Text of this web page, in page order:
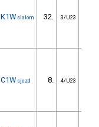
K1W slalom 32. 3/U23
C1W sjezd 8. 4/U23